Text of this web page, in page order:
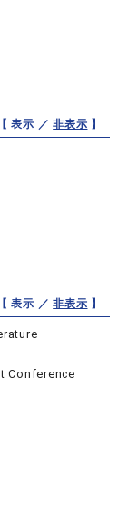
【 表示 ／非表示 】
【 表示 ／非表示 】
Conference